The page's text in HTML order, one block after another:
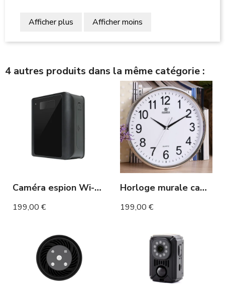
Afficher plus Afficher moins
4 autres produits dans la même catégorie :
Caméra espion Wi-Fi longue autonomie en détection de mouvement étanche
199,00 €
Horloge murale caméra espion Full HD vision nocturne
199,00 €